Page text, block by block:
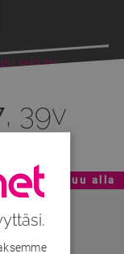
sisään
, 39v
jatkuu alla